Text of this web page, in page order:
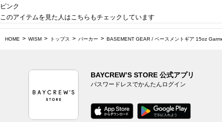
ピンク
このアイテムを見た人はこちらもチェックしています
HOME WISM トップス パーカー BASEMENT GEAR / ベースメントギア 15oz
BAYCREW’S STORE 公式アプリ
パスワードレスでかんたんログイン